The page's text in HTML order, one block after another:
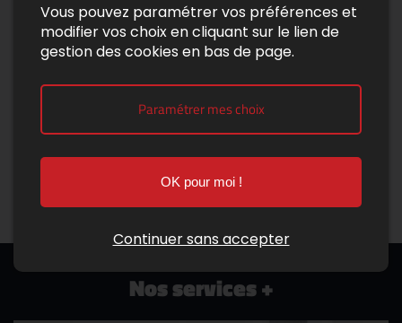
Nos services +
Vous pouvez paramétrer vos préférences et
modifier vos choix en cliquant sur le lien de
gestion des cookies en bas de page.
Paramétrer mes choix
OK pour moi !
Continuer sans accepter